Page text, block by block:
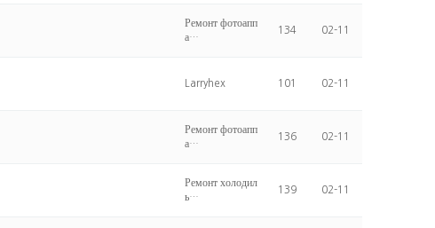
Ремонт фотоапп
а…
134 02-11
Larryhex 101 02-11
Ремонт фотоапп
а…
136 02-11
Ремонт холодил
ь…
139 02-11